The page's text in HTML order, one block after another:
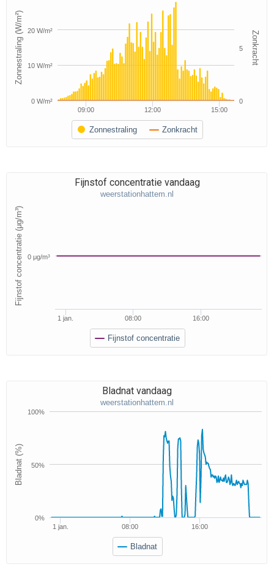
Zonkracht
Zonnestraling (W/m²)
Zonnestraling Zonkracht
12:00
09:00 15:00
0
5
0 W/m²
10 W/m²
20 W/m²
Fijnstof concentratie (μg/m³)
Fijnstof concentratie vandaag
weerstationhattem.nl
Fijnstof concentratie
1 jan. 08:00 16:00
0 μg/m³
Bladnat (%)
Bladnat vandaag
weerstationhattem.nl
Bladnat
1 jan. 08:00 16:00
0%
50%
100%